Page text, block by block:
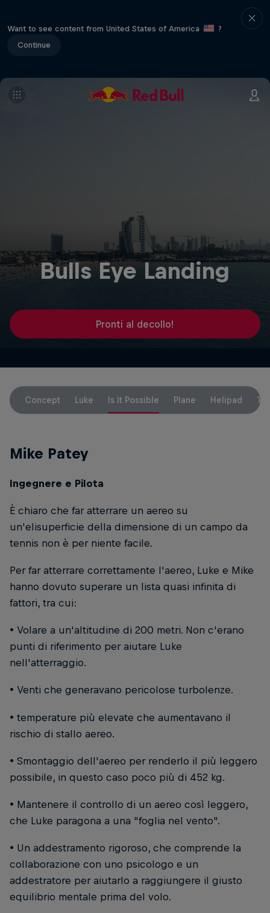
Want to see content from United States of America
?
Continue
Bulls Eye Landing
Pronti al decollo!
Concept Luke Is It Possible Plane Helipad
Mike Patey
Ingegnere e Pilota
È chiaro che far atterrare un aereo su
un'elisuperficie della dimensione di un campo da
tennis non è per niente facile.
Per far atterrare correttamente l'aereo, Luke e Mike
hanno dovuto superare un lista quasi infinita di
fattori, tra cui:
• Volare a un'altitudine di 200 metri. Non c'erano
punti di riferimento per aiutare Luke
nell'atterraggio.
• Venti che generavano pericolose turbolenze.
• temperature più elevate che aumentavano il
rischio di stallo aereo.
• Smontaggio dell'aereo per renderlo il più leggero
possibile, in questo caso poco più di 452 kg.
• Mantenere il controllo di un aereo così leggero,
che Luke paragona a una "foglia nel vento".
• Un addestramento rigoroso, che comprende la
collaborazione con uno psicologo e un
addestratore per aiutarlo a raggiungere il giusto
equilibrio mentale prima del volo.